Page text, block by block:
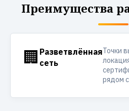
Преимущества
🏢 Разветвлённая
сеть
Точки
рядом